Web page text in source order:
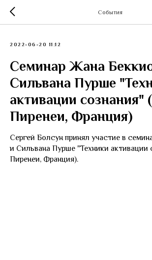
События
2022-06-20 11:12
Семинар Жана
Сильвана Пурше
активации сознания"
Пиренеи, Франция)
Сергей Болсун принял участие в
и Сильвана Пурше "Техники активации
Пиренеи, Франция).